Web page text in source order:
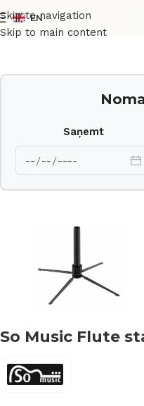
Skip to navigation
Skip to main content
EN
Sākums Statīvi
Saņemt
So Music Flute